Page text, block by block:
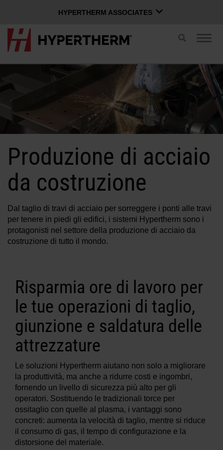
HYPERTHERM ASSOCIATES
HYPERTHERM ASSOCIATES
Waterjet OMAX
Gruppo Software
Attiva/
ITALIANO
Nome utente
Password
Crea un account
Hai dimenticato la password?
Contattaci Accesso a Xnet
Soluzioni
Chi siamo
Dove acquistare
Produzione di acciaio
da costruzione
Dal taglio di travi di acciaio per sorreggere i ponti alle travi
per tenere in piedi gli edifici, i sistemi Hypertherm sono i
protagonisti nel settore della produzione di acciaio da
costruzione di tutto il mondo.
Risparmia ore di lavoro per
le tue operazioni di taglio,
giunzione e saldatura delle
attrezzature
Le soluzioni Hypertherm aiutano non solo a migliorare
la produttività, ma anche a ridurre costi e ingombri,
fornendo un livello di sicurezza più alto per gli
operatori. Sostituendo le tradizionali torce per
ossitaglio con quelle al plasma, i vantaggi sono
concreti: aumenta la velocità di taglio, mentre si riduce
il consumo di gas, il tempo di configurazione e la
distorsione del materiale.